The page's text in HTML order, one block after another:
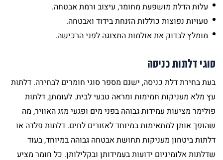
עלות הדלת מושפעת מחומר, עיצוב ורמת אבטחה.
טעויות נפוצות כוללות הזנחת בידוד ואבטחה.
מומלץ לבדוק אתאולמות התצוגה לפני הרכישה.
סוגי דלתות כניסה
בעת בחירת דלת כניסה, ישנם מספר סוגי חומרים לבחירה. דלתות
עץ מלא מעניקות חמימות ומראה טבעי לבית. לעומתן, דלתות
פולימר מציעות עמידות גבוהה בפני מים ופגעי מזג האוויר, מה
שהופך אותן למתאימות במיוחד לאזורים לחים. דלתות פלדה או
דלתות ביטחון מעניקות תחושת אבטחה גבוהה במיוחד, בעוד
שדלתות אלומיניום ידועות בעמידותן ובקלילותן. כל חומר מציע